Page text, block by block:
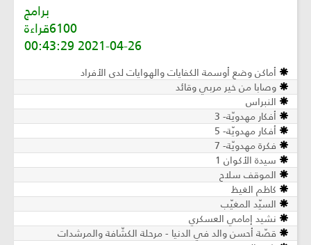
برامج
6100قراءة
2021-04-26 00:43:29
أماكن وضع أوسمة الكفايات والهوايات لدى الأفراد
وصابا من خير مربي وقائد
النبراس
أفكار مهدويّة- 3
أفكار مهدويّة- 5
فكرة مهدويّة- 7
سيدة الأكوان 1
الموقف سلاح
كاظم الغيظ
السيّد المغيّب
نشيد إمامي العسكري
قصّة أحسن والد في الدنيا - مرحلة الكشّافة والمرشدات